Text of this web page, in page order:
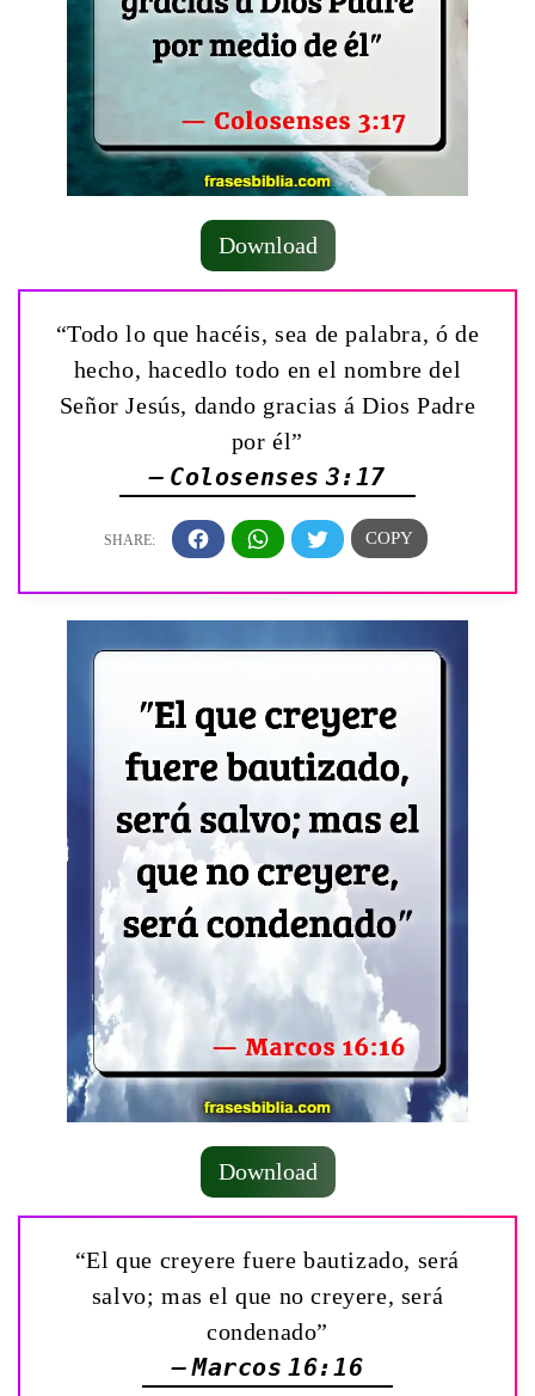
Download
“Todo lo que hacéis, sea de palabra, ó de
hecho, hacedlo todo en el nombre del
Señor Jesús, dando gracias á Dios Padre
por él”
— Colosenses 3:17
Download
“El que creyere fuere bautizado, será
salvo; mas el que no creyere, será
condenado”
— Marcos 16:16